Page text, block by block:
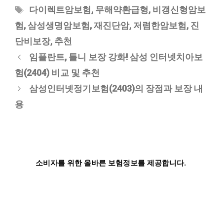
테
고
리
태
그
다이렉트암보험 , 무해약환급형, 비갱신형암보
험 ,삼성생명암보험 ,재진단암, 저렴한암보험 , 진
단비보장, 추천
임플란트, 틀니 보장 강화! 삼성 인터넷치아보
험(2404) 비교 및 추천
삼성인터넷정기보험(2403)의 장점과 보장 내
용
소비자를 위한 올바른 보험정보를 제공합니다.